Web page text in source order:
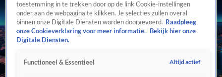
toestemming in te trekken door op de link Cookie-instellingen
onder aan de webpagina te klikken. Je selecties zullen overal
binnen onze Digitale Diensten worden doorgevoerd. Raadpleeg
onze Cookieverklaring voor meer informatie.
Bekijk hier onze
Digitale Diensten.
Functioneel & Essentieel Altijd actief